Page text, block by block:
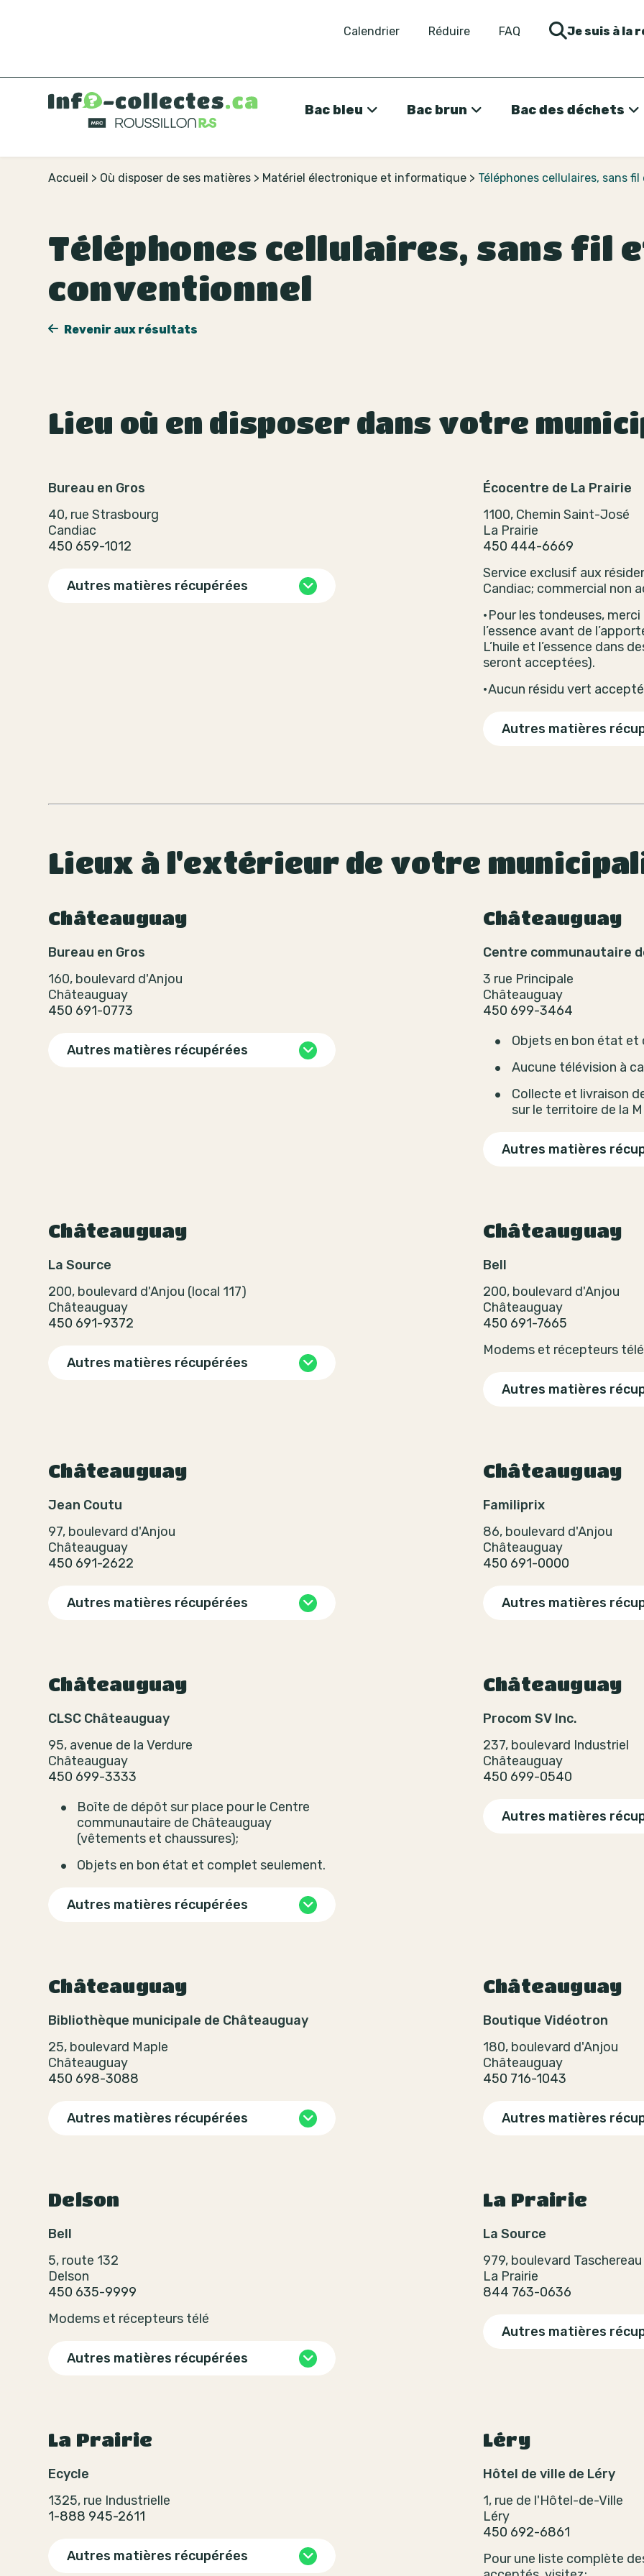
Calendrier Réduire FAQ Je suis à la
Bac bleu Bac brun Bac des déchets
Accueil > Où disposer de ses matières > Matériel électronique et informatique > Téléphones cellulaires, sans
Téléphones cellulaires, sans fil
conventionnel
Revenir aux résultats
Lieu où en disposer dans votre
Bureau en Gros
40, rue Strasbourg
Candiac
450 659-1012
Autres matières récupérées
Écocentre de La Prairie
1100, Chemin Saint-José
La Prairie
450 444-6669
Service exclusif aux
Candiac; commercial non
•Pour les tondeuses, merci
l’essence avant de
L’huile et l’essence dans
seront acceptées).
•Aucun résidu vert accepté
Autres matières
Lieux à l'extérieur de votre
Châteauguay
Bureau en Gros
160, boulevard d'Anjou
Châteauguay
450 691-0773
Autres matières récupérées
Châteauguay
Centre communautaire
3 rue Principale
Châteauguay
450 699-3464
Objets en bon état et
Aucune télévision à
Collecte et livraison
sur le territoire de la
Autres matières
Châteauguay
La Source
200, boulevard d'Anjou (local 117)
Châteauguay
450 691-9372
Autres matières récupérées
Châteauguay
Bell
200, boulevard d'Anjou
Châteauguay
450 691-7665
Modems et récepteurs télé
Autres matières
Châteauguay
Jean Coutu
97, boulevard d'Anjou
Châteauguay
450 691-2622
Autres matières récupérées
Châteauguay
Familiprix
86, boulevard d'Anjou
Châteauguay
450 691-0000
Autres matières
Châteauguay
CLSC Châteauguay
95, avenue de la Verdure
Châteauguay
450 699-3333
Boîte de dépôt sur place pour le Centre
communautaire de Châteauguay
(vêtements et chaussures);
Objets en bon état et complet seulement.
Autres matières récupérées
Châteauguay
Procom SV Inc.
237, boulevard Industriel
Châteauguay
450 699-0540
Autres matières
Châteauguay
Bibliothèque municipale de Châteauguay
25, boulevard Maple
Châteauguay
450 698-3088
Autres matières récupérées
Châteauguay
Boutique Vidéotron
180, boulevard d'Anjou
Châteauguay
450 716-1043
Autres matières
Delson
Bell
5, route 132
Delson
450 635-9999
Modems et récepteurs télé
Autres matières récupérées
La Prairie
La Source
979, boulevard Taschereau
La Prairie
844 763-0636
Autres matières
La Prairie
Ecycle
1325, rue Industrielle
1-888 945-2611
Autres matières récupérées
Léry
Hôtel de ville de Léry
1, rue de l'Hôtel-de-Ville
Léry
450 692-6861
Pour une liste complète